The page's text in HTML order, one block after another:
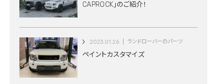
CAPROCK」のご紹介！
2023.01.26 ランドローバーのパーツ
ペイントカスタマイズ